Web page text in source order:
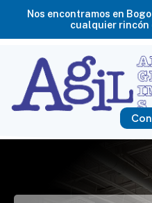
Nos encontramos en
cualquier rincón